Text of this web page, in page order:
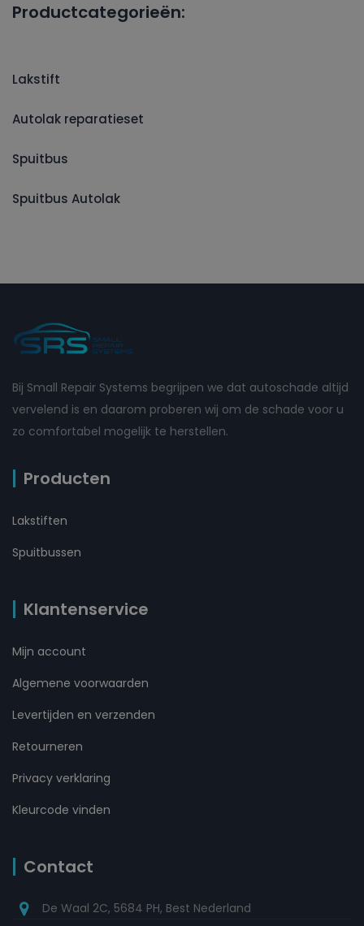
Productcategorieën:
Lakstift
Autolak reparatieset
Spuitbus
Spuitbus Autolak
Bij Small Repair Systems begrijpen we dat autoschade altijd
vervelend is en daarom proberen wij om de schade voor u
zo comfortabel mogelijk te herstellen.
Producten
Lakstiften
Spuitbussen
Klantenservice
Mijn account
Algemene voorwaarden
Levertijden en verzenden
Retourneren
Privacy verklaring
Kleurcode vinden
Contact
De Waal 2C, 5684 PH, Best Nederland